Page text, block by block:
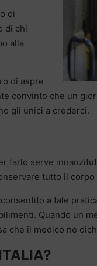
di
di chi
alla
di aspre
convinto che un
gli unici a crederci.
farlo serve
tutto il
a tale
Quando un
che il medico ne